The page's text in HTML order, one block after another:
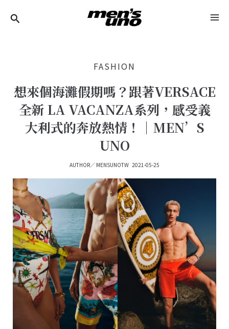
FASHION
想來個海灘假期嗎？跟著VERSACE
全新 LA VACANZA系列，感受義
大利式的奔放熱情！｜MEN’S
UNO
AUTHOR／ MENSUNOTW 2021-05-25
Navigation